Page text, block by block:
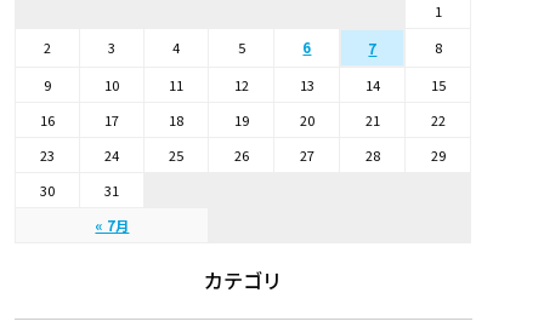
« 7月
1
2
3 4 5 6 7
8
9
10 11 12 13 14
15
16
17 18 19 20 21
22
23
24 25 26 27 28
29
30
31
カテゴリ